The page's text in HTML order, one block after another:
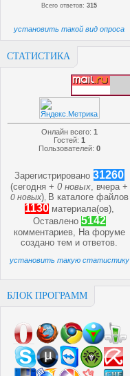
Всего ответов:315
установить такой вид опроса
СТАТИСТИКА
Онлайн всего: 1
Гостей: 1
Пользователей: 0
Зарегистрировано 31260
(сегодня +0 новых, вчера +
0 новых) В каталоге файлов
1130 материала(ов),
Оставлено 5142
комментариев, На форуме
созданотем иответов.
установить такую статистику
БЛОК ПРОГРАММ